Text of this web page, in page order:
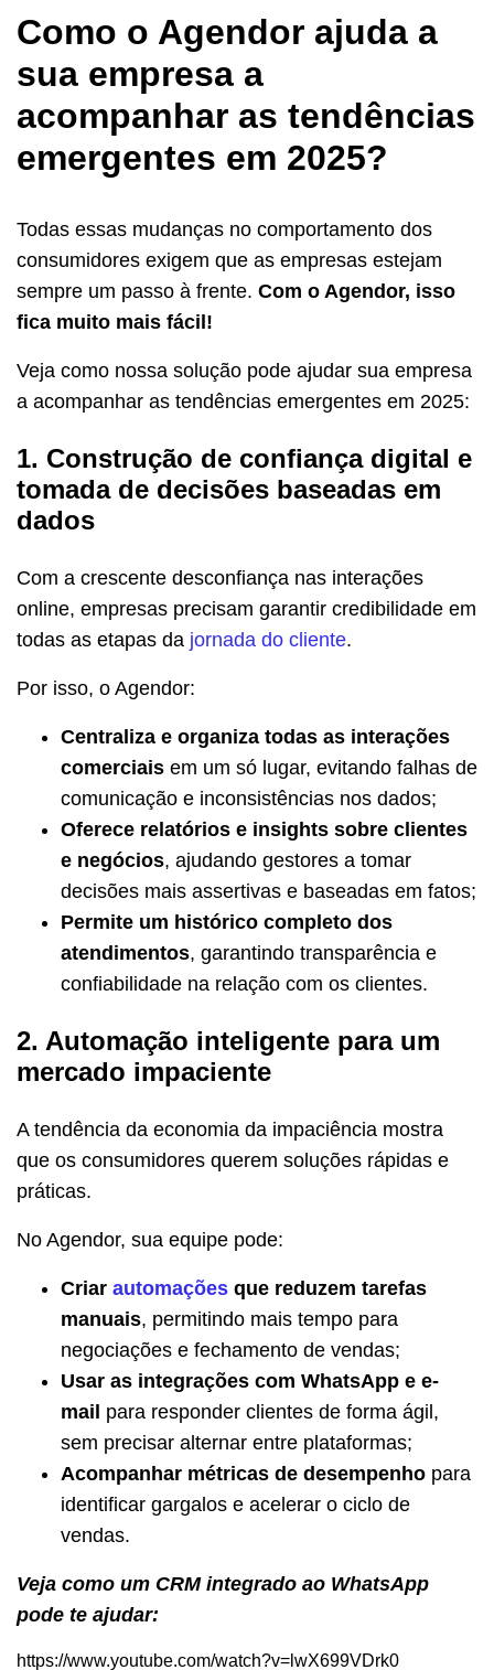
Como o Agendor ajuda a
sua empresa a
acompanhar as tendências
emergentes em 2025?
Todas essas mudanças no comportamento dos
consumidores exigem que as empresas estejam
sempre um passo à frente. Com o Agendor, isso
fica muito mais fácil!
Veja como nossa solução pode ajudar sua empresa
a acompanhar as tendências emergentes em 2025:
1. Construção de confiança digital e
tomada de decisões baseadas em
dados
Com a crescente desconfiança nas interações
online, empresas precisam garantir credibilidade em
todas as etapas da jornada do cliente.
Por isso, o Agendor:
Centraliza e organiza todas as interações
comerciais em um só lugar, evitando falhas de
comunicação e inconsistências nos dados;
Oferece relatórios e insights sobre clientes
e negócios, ajudando gestores a tomar
decisões mais assertivas e baseadas em fatos;
Permite um histórico completo dos
atendimentos, garantindo transparência e
confiabilidade na relação com os clientes.
2. Automação inteligente para um
mercado impaciente
A tendência da economia da impaciência mostra
que os consumidores querem soluções rápidas e
práticas.
No Agendor, sua equipe pode:
Criar automações que reduzem tarefas
manuais, permitindo mais tempo para
negociações e fechamento de vendas;
Usar as integrações com WhatsApp e e-
mail para responder clientes de forma ágil,
sem precisar alternar entre plataformas;
Acompanhar métricas de desempenho para
identificar gargalos e acelerar o ciclo de
vendas.
Veja como um CRM integrado ao WhatsApp
pode te ajudar:
https://www.youtube.com/watch?v=lwX699VDrk0